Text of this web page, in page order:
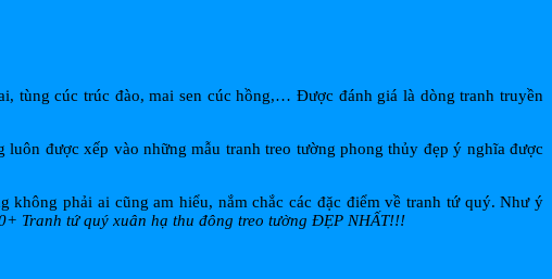
tùng cúc trúc đào, mai sen cúc hồng,… Được đánh giá là dòng tranh truyền
được xếp vào những mẫu tranh treo tường phong thủy đẹp ý nghĩa được
phải ai cũng am hiểu, nắm chắc các đặc điểm về tranh tứ quý. Như ý
Tranh tứ quý xuân hạ thu đông treo tường ĐẸP NHẤT!!!